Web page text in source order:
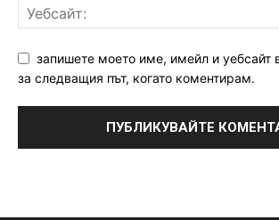
запишете моето име, имейл и уебсайт
за следващия път, когато коментирам.